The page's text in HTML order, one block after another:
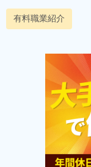
有料職業紹介